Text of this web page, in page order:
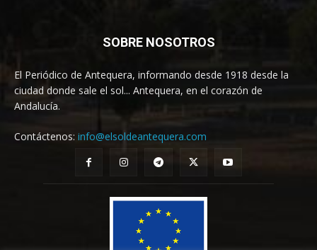
SOBRE NOSOTROS
El Periódico de Antequera, informando desde 1918 desde la
ciudad donde sale el sol... Antequera, en el corazón de
Andalucía.
Contáctenos: info@elsoldeantequera.com